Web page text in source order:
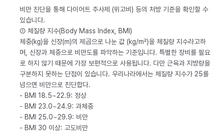
비만 진단을 통해 다이어트 주사제 (위고비) 등의 처방 기준을 확인할 수
있습니다.
① 체질량 지수(Body Mass Index, BMI)
체중(kg)을 신장(m)의 제곱으로 나눈 값 (kg/m²)을 체질량 지수라고하
며, 신장과 체중으로 비만도를 파악하는 기준입니다. 특별한 장비를 필요
로 하지 않기 때문에 가장 보편적으로 사용됩니다. 다만 근육과 지방량을
구분하지 못하는 단점이 있습니다. 우리나라에서는 체질량 지수가 25를
넘으면 비만으로 진단합다.
- BMI 18.5~22.9: 정상
- BMI 23.0~24.9: 과체중
- BMI 25.0~29.9: 비만
- BMI 30 이상: 고도비만